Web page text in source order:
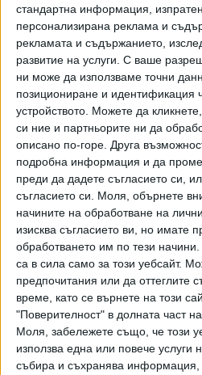
стандартна информация,
персонализирана реклама и
рекламата и съдържанието,
развитие на услуги. С ваше
ни може да използваме точни
позициониране и идентификация
устройството. Можете да
си ние и партньорите ни да
описано по-горе. Друга
подробна информация и да
преди да дадете съгласието си,
съгласието си. Моля, обърнете
начините на обработване на
изисква съгласието ви, но имате
обработването им по тези
са в сила само за този уебсайт.
предпочитания или да оттеглите
време, като се върнете на този
"Поверителност" в долната част
Моля, забележете също, че този
използва една или повече
събира и съхранява информация,
ПОСЛЕ
Хавайската Богородица
Видео